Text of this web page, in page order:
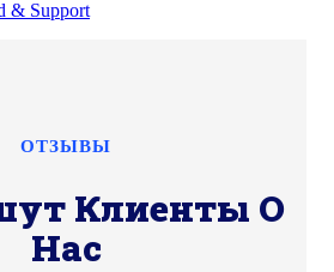
& Support
ОТЗЫВЫ
Клиенты О
Нас